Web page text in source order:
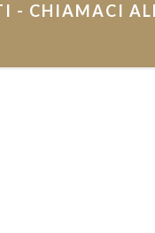
- CHIAMACI